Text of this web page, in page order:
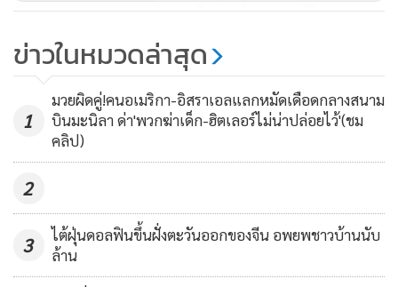
97
ศาลอิหร่านสั่งประหารชีวิต 4
ข่าวในหมวดล่าสุด
1
มวยผิดคู่!คนอเมริกา-อิสราเอลแลกหมัดเดือดกลางสนาม
บินมะนิลา ด่า'พวกฆ่าเด็ก-ฮิตเลอร์ไม่น่าปล่อยไว้'(ชม
คลิป)
2
3
ไต้ฝุ่นดอลฟินขึ้นฝั่งตะวันออกของจีน อพยพชาวบ้านนับ
ล้าน